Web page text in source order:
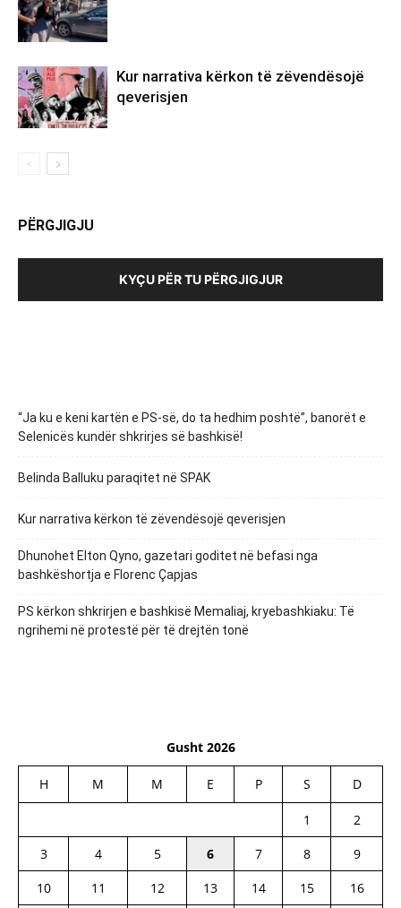
Kur narrativa kërkon të zëvendësojë
qeverisjen
PËRGJIGJU
KYÇU PËR TU PËRGJIGJUR
“Ja ku e keni kartën e PS-së, do ta hedhim poshtë”, banorët e
Selenicës kundër shkrirjes së bashkisë!
Belinda Balluku paraqitet në SPAK
Kur narrativa kërkon të zëvendësojë qeverisjen
Dhunohet Elton Qyno, gazetari goditet në befasi nga
bashkëshortja e Florenc Çapjas
PS kërkon shkrirjen e bashkisë Memaliaj, kryebashkiaku: Të
ngrihemi në protestë për të drejtën tonë
Gusht 2026
H M M E P S D
1
2
3
4 5 6 7 8
9
10
11 12 13 14 15
16